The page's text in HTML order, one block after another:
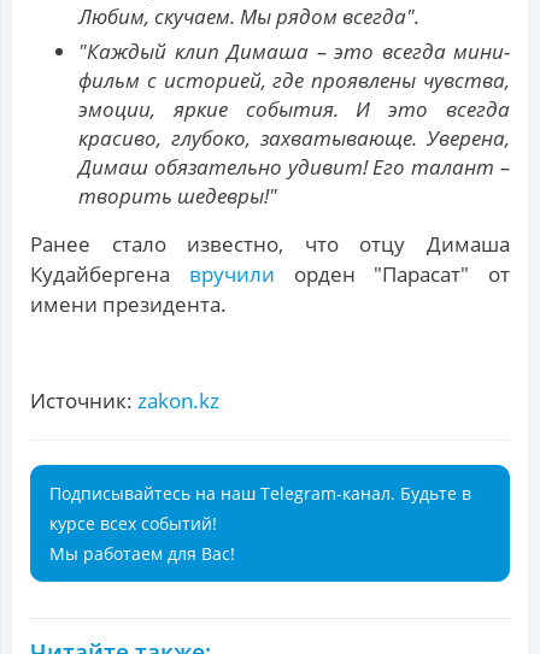
Любим, скучаем. Мы рядом всегда".
"Каждый клип Димаша – это всегда мини-
фильм с историей, где проявлены чувства,
эмоции, яркие события. И это всегда
красиво, глубоко, захватывающе. Уверена,
Димаш обязательно удивит! Его талант –
творить шедевры!"
Ранее стало известно, что отцу Димаша
Кудайбергена вручили орден "Парасат" от
имени президента.
Источник: zakon.kz
Подписывайтесь на наш Telegram-канал. Будьте в
курсе всех событий!
Мы работаем для Вас!